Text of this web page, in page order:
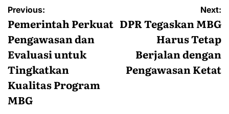
Navigasi
pos
Previous:
Pemerintah Perkuat
Pengawasan dan
Evaluasi untuk
Tingkatkan
Kualitas Program
MBG
Next:
DPR Tegaskan MBG
Harus Tetap
Berjalan dengan
Pengawasan Ketat